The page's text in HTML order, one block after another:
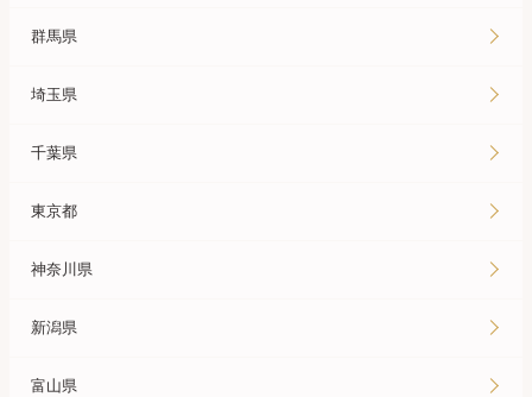
群馬県
埼玉県
千葉県
東京都
神奈川県
新潟県
富山県